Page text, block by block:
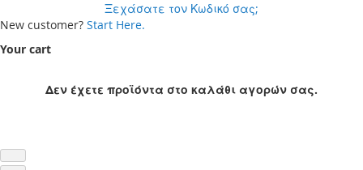
Ξεχάσατε τον Κωδικό σας;
New customer? Start Here.
Your cart
Δεν έχετε προϊόντα στο καλάθι αγορών σας.